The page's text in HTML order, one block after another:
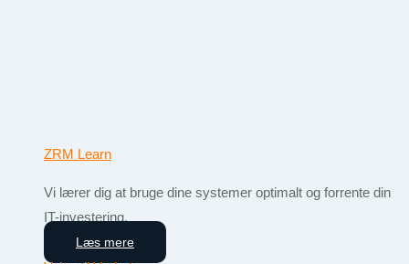
ZRM Learn
Vi lærer dig at bruge dine systemer optimalt og forrente din
IT-investering.
Læs mere